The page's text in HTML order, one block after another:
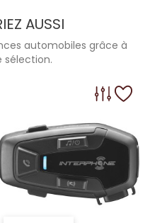
AUSSI
automobiles grâce à
sélection.